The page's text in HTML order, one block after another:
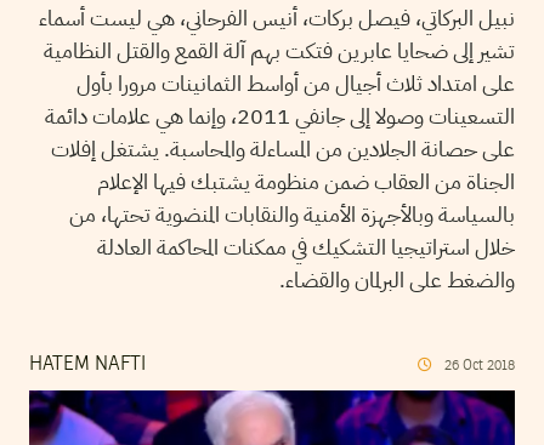
نبيل البركاتي، فيصل بركات، أنيس الفرحاني، هي ليست أسماء
تشير إلى ضحايا عابرين فتكت بهم آلة القمع والقتل النظامية
على امتداد ثلاث أجيال من أواسط الثمانينات مرورا بأول
التسعينات وصولا إلى جانفي 2011، وإنما هي علامات دائمة
على حصانة الجلادين من المساءلة والمحاسبة. يشتغل إفلات
الجناة من العقاب ضمن منظومة يشتبك فيها الإعلام
بالسياسة وبالأجهزة الأمنية والنقابات المنضوية تحتها، من
خلال استراتيجيا التشكيك في ممكنات المحاكمة العادلة
والضغط على البرلمان والقضاء.
HATEM NAFTI 26 Oct 2018